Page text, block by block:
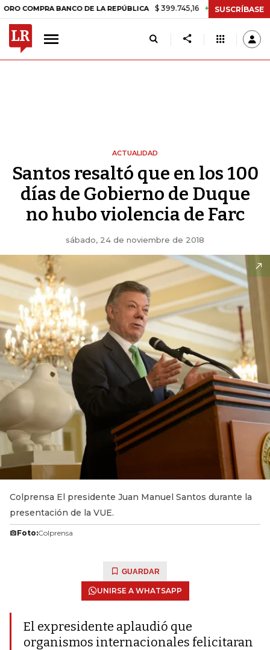
BANCO DE LA REPÚBLICA $ 399.745,16 +$ 2.295,71 +0,58%
SUSCRÍBASE
ACTUALIDAD
Santos resaltó que en los 100
días de Gobierno de Duque
no hubo violencia de Farc
sábado, 24 de noviembre de 2018
Colprensa El presidente Juan Manuel Santos durante la
presentación de la VUE.
Foto:Colprensa
GUARDAR
UNIRSE A WHATSAPP
El expresidente aplaudió que
organismos internacionales felicitaran